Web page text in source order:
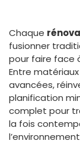
Chaque
fusionner
pour faire face
Entre
avancées,
planification
complet pour
la fois